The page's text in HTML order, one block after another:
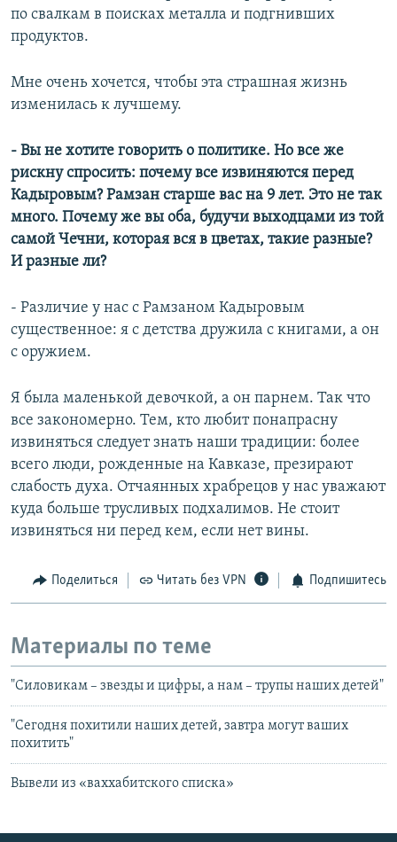
по свалкам в поисках металла и подгнивших
продуктов.
Мне очень хочется, чтобы эта страшная жизнь
изменилась к лучшему.
- Вы не хотите говорить о политике. Но все же
рискну спросить: почему все извиняются перед
Кадыровым? Рамзан старше вас на 9 лет. Это не так
много. Почему же вы оба, будучи выходцами из той
самой Чечни, которая вся в цветах, такие разные?
И разные ли?
- Различие у нас с Рамзаном Кадыровым
существенное: я с детства дружила с книгами, а он
с оружием.
Я была маленькой девочкой, а он парнем. Так что
все закономерно. Тем, кто любит понапрасну
извиняться следует знать наши традиции: более
всего люди, рожденные на Кавказе, презирают
слабость духа. Отчаянных храбрецов у нас уважают
куда больше трусливых подхалимов. Не стоит
извиняться ни перед кем, если нет вины.
Поделиться Читать без VPN Подпишитесь
Материалы по теме
"Силовикам – звезды и цифры, а нам – трупы наших детей"
"Сегодня похитили наших детей, завтра могут ваших
похитить"
Вывели из «ваххабитского списка»